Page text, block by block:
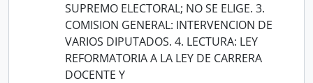
SUPREMO ELECTORAL; NO SE ELIGE. 3.
COMISION GENERAL: INTERVENCION DE
VARIOS DIPUTADOS. 4. LECTURA: LEY
REFORMATORIA A LA LEY DE CARRERA
DOCENTE Y